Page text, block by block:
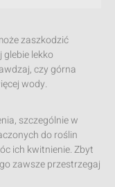
zaszkodzić
glebie lekko
czy górna
wody.
szczególnie w
do roślin
ich kwitnienie. Zbyt
zawsze przestrzegaj